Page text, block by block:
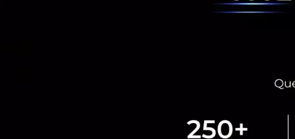
“การยืนยันตัวตนด้วยเท
Secure™ เพื่อบ่งบอกถึงค
การยืนยันตัวตนสามารถ
ลายนิ้วมือเท่านั้น อีกทั้งข้
เปอร์เซ็นต์ เนื่องจากเป็น
จดจำใบหน้า ซึ่งในอนาค
สะดวกสบาย เพื่ออำนวย